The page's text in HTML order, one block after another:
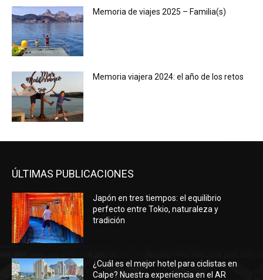
Memoria de viajes 2025 – Familia(s)
Memoria viajera 2024: el año de los retos
ÚLTIMAS PUBLICACIONES
Japón en tres tiempos: el equilibrio
perfecto entre Tokio, naturaleza y
tradición
¿Cuál es el mejor hotel para ciclistas en
Calpe? Nuestra experiencia en el AR